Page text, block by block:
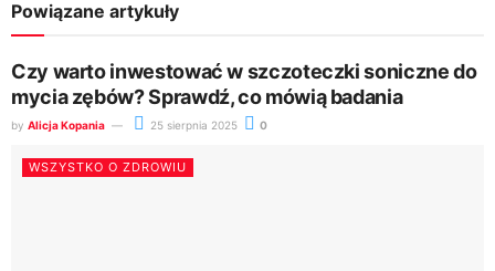
Powiązane artykuły
Czy warto inwestować w szczoteczki soniczne do
mycia zębów? Sprawdź, co mówią badania
by Alicja Kopania 25 sierpnia 2025 0
WSZYSTKO O ZDROWIU